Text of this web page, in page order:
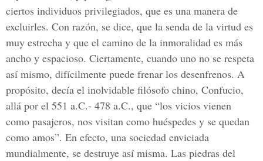
ciertos individuos privilegiados, que es una manera de
excluirles. Con razón, se dice, que la senda de la virtud es
muy estrecha y que el camino de la inmoralidad es más
ancho y espacioso. Ciertamente, cuando uno no se respeta
así mismo, difícilmente puede frenar los desenfrenos. A
propósito, decía el inolvidable filósofo chino, Confucio,
allá por el 551 a.C.- 478 a.C., que “los vicios vienen
como pasajeros, nos visitan como huéspedes y se quedan
como amos”. En efecto, una sociedad enviciada
mundialmente, se destruye así misma. Las piedras del